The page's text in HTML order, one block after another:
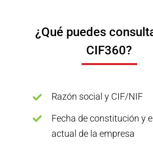
¿Qué puedes
CIF360?
Razón social y CIF/NIF
Fecha de constitución y
actual de la empresa